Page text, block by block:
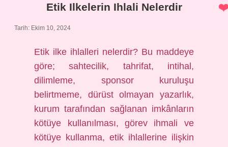
Etik Ilkelerin Ihlali Nelerdir
Tarih: Ekim 10, 2024
Etik ilke ihlalleri nelerdir? Bu maddeye
göre; sahtecilik, tahrifat, intihal,
dilimleme, sponsor kuruluşu
belirtmeme, dürüst olmayan yazarlık,
kurum tarafından sağlanan imkânların
kötüye kullanılması, görev ihmali ve
kötüye kullanma, etik ihlallerine ilişkin